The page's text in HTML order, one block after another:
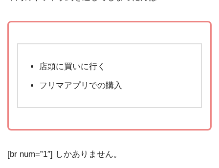
店頭に買いに行く
フリマアプリでの購入
[br num=”1″] しかありません。